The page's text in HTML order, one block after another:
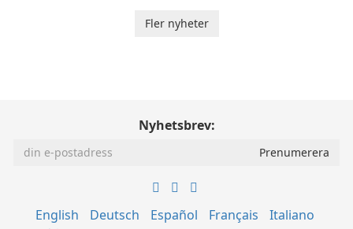
Fler nyheter
Nyhetsbrev:
English Deutsch Español Français
Italiano